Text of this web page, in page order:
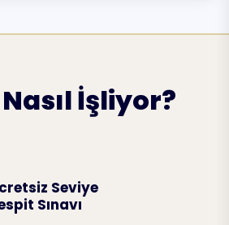
İşliyor?
Seviye
Sınavı